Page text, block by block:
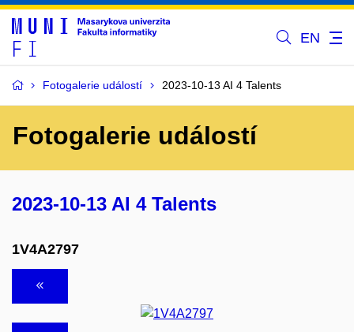
EN
Fotogalerie událostí 2023-10-13 AI 4 Talents
Fotogalerie událostí
2023-10-13 AI 4 Talents
1V4A2797